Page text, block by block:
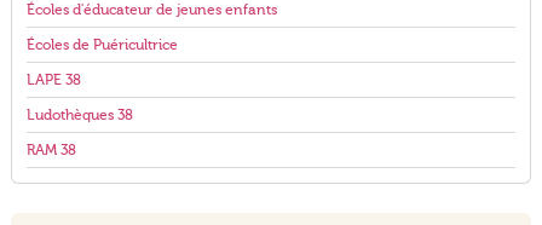
Écoles d'éducateur de jeunes enfants
Écoles de Puéricultrice
LAPE 38
Ludothèques 38
RAM 38